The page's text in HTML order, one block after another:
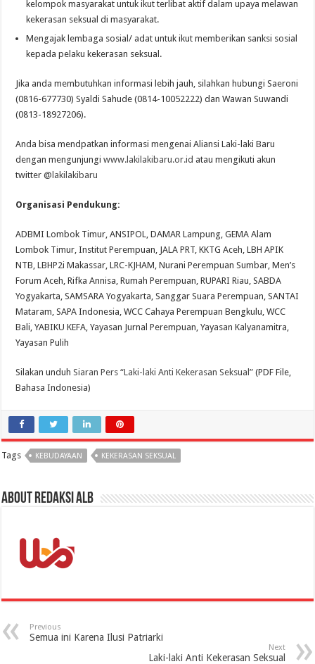
kelompok masyarakat untuk ikut terlibat aktif dalam upaya melawan
kekerasan seksual di masyarakat.
Mengajak lembaga sosial/ adat untuk ikut memberikan sanksi sosial
kepada pelaku kekerasan seksual.
Jika anda membutuhkan informasi lebih jauh, silahkan hubungi Saeroni
(0816-677730) Syaldi Sahude (0814-10052222) dan Wawan Suwandi
(0813-18927206).
Anda bisa mendpatkan informasi mengenai Aliansi Laki-laki Baru
dengan mengunjungiwww.lakilakibaru.or.id atau mengikuti akun
twitter@lakilakibaru
Organisasi Pendukung:
ADBMI Lombok Timur, ANSIPOL, DAMAR Lampung, GEMA Alam
Lombok Timur, Institut Perempuan, JALA PRT, KKTG Aceh, LBH APIK
NTB, LBHP2i Makassar, LRC-KJHAM, Nurani Perempuan Sumbar, Men’s
Forum Aceh, Rifka Annisa, Rumah Perempuan, RUPARI Riau, SABDA
Yogyakarta, SAMSARA Yogyakarta, Sanggar Suara Perempuan, SANTAI
Mataram, SAPA Indonesia, WCC Cahaya Perempuan Bengkulu, WCC
Bali, YABIKU KEFA, Yayasan Jurnal Perempuan, Yayasan Kalyanamitra,
Yayasan Pulih
Silakan unduhSiaran Pers “Laki-laki Anti Kekerasan Seksual” (PDF File,
Bahasa Indonesia)
Tags KEBUDAYAAN KEKERASAN SEKSUAL
About Redaksi ALB
Previous
Semua ini Karena Ilusi Patriarki
Next
Laki-laki Anti Kekerasan Seksual